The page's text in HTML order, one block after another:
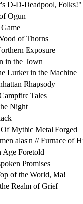
D-D-Deadpool, Folks!"
Ogun
of Thorns
Exposure
in the Town
Lurker in the Machine
Rhapsody
Tales
Night
Mythic Metal Forged
alasin // Furnace of
Age Foretold
Promises
of the World, Ma!
Realm of Grief